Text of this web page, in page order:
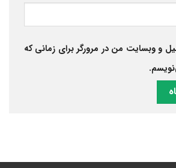
و وبسایت من در مرورگر برای زمانی که